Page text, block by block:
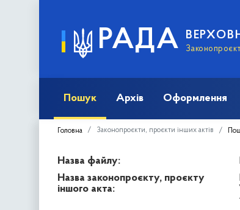
РАДА
Пошук Архів Оформлення
Головна Законопроєкти, проєкти інших актів
Назва файлу:
Назва законопроєкту, проєкту
іншого акта: